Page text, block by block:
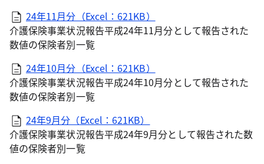
24年11月分（Excel：621KB）
介護保険事業状況報告平成24年11月分として報告された
数値の保険者別一覧
24年10月分（Excel：621KB）
介護保険事業状況報告平成24年10月分として報告された
数値の保険者別一覧
24年9月分（Excel：621KB）
介護保険事業状況報告平成24年9月分として報告された数
値の保険者別一覧